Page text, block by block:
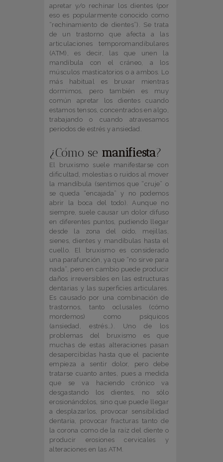
apretar y/o rechinar los dientes (por
eso es popularmente conocido como
“rechinamiento de dientes”). Se trata
de un trastorno que afecta a las
articulaciones temporomandibulares
(ATM), es decir, las que unen la
mandíbula con el cráneo, a los
músculos masticatorios o a ambos. Lo
más habitual es bruxar mientras
dormimos, pero también es muy
común apretar los dientes cuando
estamos tensos, concentrados en algo,
trabajando o cuando atravesamos
periodos de estrés y ansiedad.
¿Cómo se manifiesta?
El bruxismo suele manifestarse con
dificultad, molestias o ruidos al mover
la mandíbula (sentimos que “cruje” o
se queda “encajada” y no podemos
abrir la boca del todo). Aunque no
siempre, suele causar un dolor difuso
en diferentes puntos, pudiendo llegar
desde la zona del oído, mejillas,
sienes, dientes y mandíbulas hasta el
cuello. El bruxismo es considerado
una parafunción, ya que “no sirve para
nada”, pero en cambio puede producir
daños irreversibles en las estructuras
dentarias y las superficies articulares.
Es causado por una combinación de
trastornos, tanto oclusales (cómo
mordemos) como psíquicos
(ansiedad, estrés…). Uno de los
problemas del bruxismo es que
muchas de estas alteraciones pasan
desapercibidas hasta que el paciente
empieza a sentir dolor, pero debe
tratarse cuanto antes, pues a medida
que se va haciendo crónico va
desgastando los dientes, no sólo
erosionándolos, sino que puede llegar
a desplazarlos, provocar sensibilidad
dentaria, provocar fracturas tanto de
la corona como de la raíz del diente o
producir erosiones cervicales y
alteraciones en las ATM.